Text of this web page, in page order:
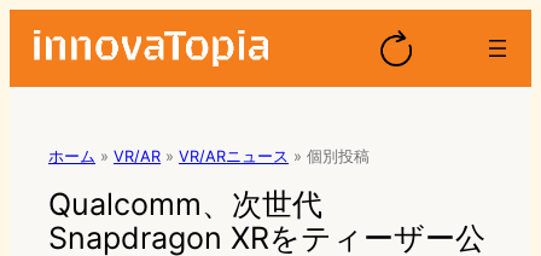
ホーム » VR/AR » VR/ARニュース » 個別投稿
Qualcomm、次世代
Snapdragon XRをティーザー公